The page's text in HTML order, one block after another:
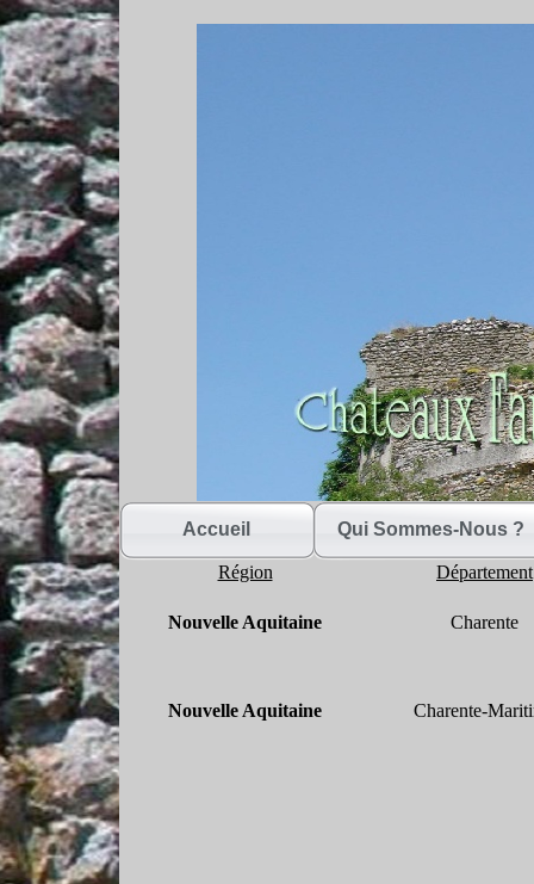
Accueil Qui Sommes-Nous ?
Région Département
Nouvelle Aquitaine Charente
Nouvelle Aquitaine Charente-